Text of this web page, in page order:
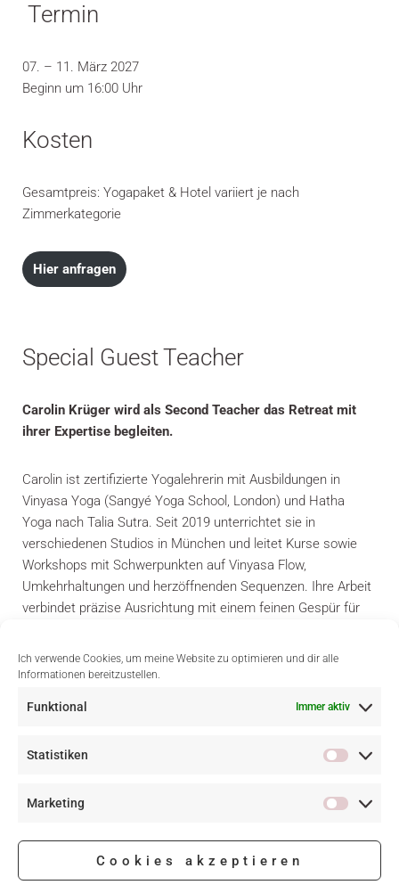
Ich verwende Cookies, um meine Website zu optimieren und dir alle
Informationen bereitzustellen.
Funktional Immer aktiv
Statistiken
Marketing
Cookies akzeptieren
Termin
07. – 11. März 2027
Beginn um 16:00 Uhr
Kosten
Gesamtpreis: Yogapaket & Hotel variiert je nach
Zimmerkategorie
Hier anfragen
Special Guest Teacher
Carolin Krüger wird als Second Teacher das Retreat mit
ihrer Expertise begleiten.
Carolin ist zertifizierte Yogalehrerin mit Ausbildungen in
Vinyasa Yoga (Sangyé Yoga School, London) und Hatha
Yoga nach Talia Sutra. Seit 2019 unterrichtet sie in
verschiedenen Studios in München und leitet Kurse sowie
Workshops mit Schwerpunkten auf Vinyasa Flow,
Umkehrhaltungen und herzöffnenden Sequenzen. Ihre Arbeit
verbindet präzise Ausrichtung mit einem feinen Gespür für
Fortbildungen für (angehende)